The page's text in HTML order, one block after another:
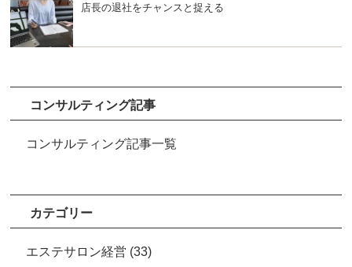
店長の退社をチャンスと捉える
コンサルティング記事
コンサルティング記事一覧
カテゴリー
エステサロン経営 (33)